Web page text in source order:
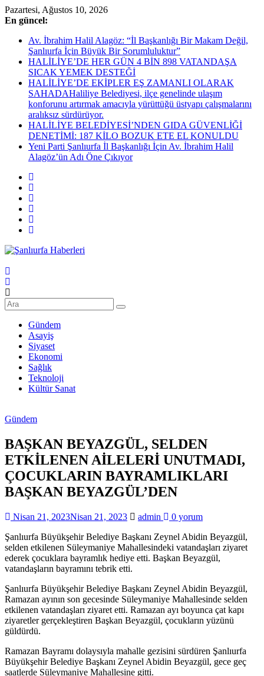
Skip
to
Pazartesi, Ağustos 10, 2026
En güncel:
Av. İbrahim Halil Alagöz: “İl Başkanlığı Bir Makam Değil,
Şanlıurfa İçin Büyük Bir Sorumluluktur”
HALİLİYE’DE HER GÜN 4 BİN 898 VATANDAŞA
SICAK YEMEK DESTEĞİ
HALİLİYE’DE EKİPLER EŞ ZAMANLI OLARAK
SAHADAHaliliye Belediyesi, ilçe genelinde ulaşım
konforunu artırmak amacıyla yürüttüğü üstyapı çalışmalarını
aralıksız sürdürüyor.
HALİLİYE BELEDİYESİ’NDEN GIDA GÜVENLİĞİ
DENETİMİ: 187 KİLO BOZUK ETE EL KONULDU
Yeni Parti Şanlıurfa İl Başkanlığı İçin Av. İbrahim Halil
Alagöz’ün Adı Öne Çıkıyor
Şanlıurfa
Haberleri
Son
Şanlıurfa
Haberleri
Gündem
Asayiş
Siyaset
Ekonomi
Sağlık
Teknoloji
Kültür Sanat
Gündem
BAŞKAN BEYAZGÜL, SELDEN
ETKİLENEN AİLELERİ UNUTMADI,
ÇOCUKLARIN BAYRAMLIKLARI
BAŞKAN BEYAZGÜL’DEN
Nisan 21, 2023Nisan 21, 2023 admin
0 yorum
Şanlıurfa Büyükşehir Belediye Başkanı Zeynel Abidin Beyazgül,
selden etkilenen Süleymaniye Mahallesindeki vatandaşları ziyaret
ederek çocuklara bayramlık hediye etti. Başkan Beyazgül,
vatandaşların bayramını tebrik etti.
Şanlıurfa Büyükşehir Belediye Başkanı Zeynel Abidin Beyazgül,
Ramazan ayının son gecesinde Süleymaniye Mahallesinde selden
etkilenen vatandaşları ziyaret etti. Ramazan ayı boyunca çat kapı
ziyaretler gerçekleştiren Başkan Beyazgül, çocukların yüzünü
güldürdü.
Ramazan Bayramı dolaysıyla mahalle gezisini sürdüren Şanlıurfa
Büyükşehir Belediye Başkanı Zeynel Abidin Beyazgül, gece geç
saatlerde Süleymaniye Mahallesine gitti.